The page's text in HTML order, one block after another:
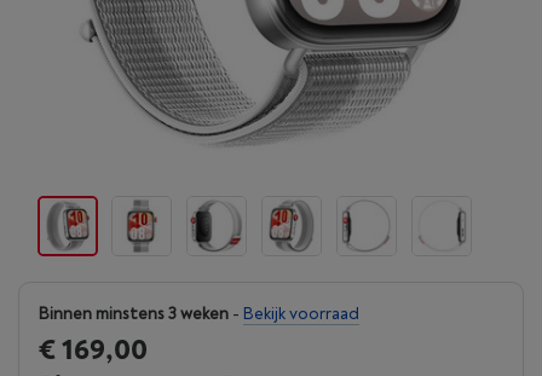
Binnen minstens 3 weken - Bekijk voorraad
€ 169,00